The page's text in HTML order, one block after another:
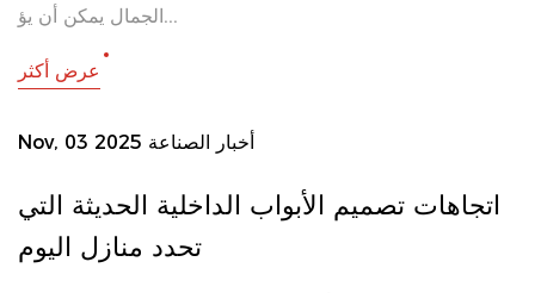
الجمال يمكن أن يؤ...
عرض أكثر
Nov, 03 2025 أخبار الصناعة
اتجاهات تصميم الأبواب الداخلية الحديثة التي
تحدد منازل اليوم